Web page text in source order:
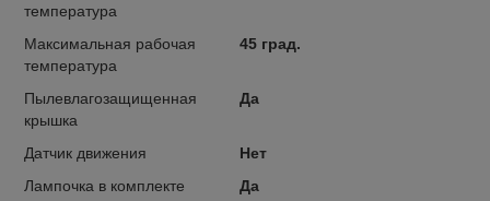
температура
Максимальная рабочая
температура
45 град.
Пылевлагозащищенная
крышка
Да
Датчик движения
Нет
Лампочка в комплекте
Да